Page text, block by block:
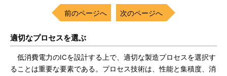
前のページへ 次のページへ
適切なプロセスを選ぶ
低消費電力のICを設計する上で、適切な製造プロセスを選択す
ることは重要な要素である。プロセス技術は、性能と集積度、消